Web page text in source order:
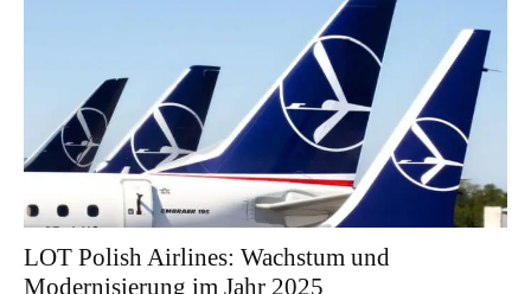
LOT Polish Airlines: Wachstum und
Modernisierung im Jahr 2025